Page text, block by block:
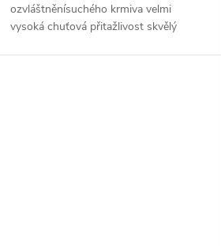
ozvláštněnísuchého krmiva velmi
vysoká chuťová přitažlivost skvělý